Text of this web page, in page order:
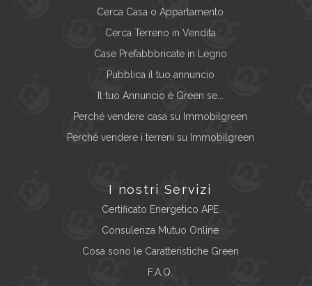
Cerca Casa o Appartamento
Cerca Terreno in Vendita
Case Prefabbbricate in Legno
Pubblica il tuo annuncio
Il tuo Annuncio è Green se...
Perché vendere casa su Immobilgreen
Perché vendere i terreni su Immobilgreen
I nostri Servizi
Certificato Energetico APE
Consulenza Mutuo Online
Cosa sono le Caratteristiche Green
F.A.Q.